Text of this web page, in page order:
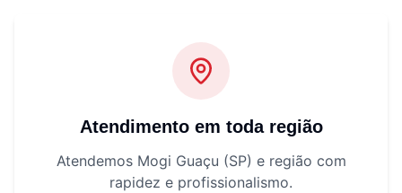
Atendimento em toda região
Atendemos Mogi Guaçu (SP) e região com
rapidez e profissionalismo.